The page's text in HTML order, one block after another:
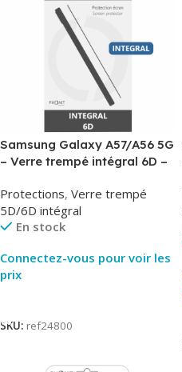
Samsung Galaxy A57/A56 5G
– Verre trempé intégral 6D –
Protections, Verre trempé
5D/6D intégral
En stock
Connectez-vous pour voir les
prix
SKU: ref24800